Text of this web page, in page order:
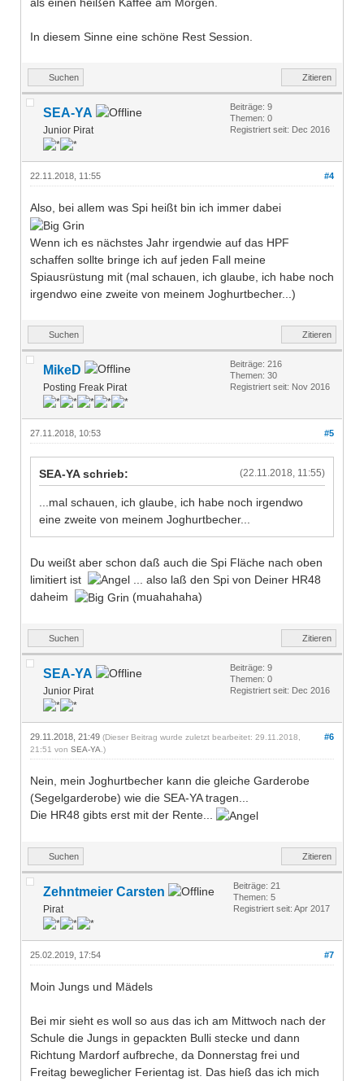
In diesem Sinne eine schöne Rest Session.
Suchen Zitieren
SEA-YA
Junior Pirat
Beiträge: 9
Themen: 0
Registriert seit: Dec 2016
#4
22.11.2018, 11:55
Also, bei allem was Spi heißt bin ich immer dabei
Wenn ich es nächstes Jahr irgendwie auf das HPF
schaffen sollte bringe ich auf jeden Fall meine
Spiausrüstung mit (mal schauen, ich glaube, ich habe noch
irgendwo eine zweite von meinem Joghurtbecher...)
Suchen Zitieren
MikeD
Posting Freak Pirat
Beiträge: 216
Themen: 30
Registriert seit: Nov 2016
#5
27.11.2018, 10:53
(22.11.2018, 11:55)
SEA-YA schrieb:
...mal schauen, ich glaube, ich habe noch irgendwo
eine zweite von meinem Joghurtbecher...
Du weißt aber schon daß auch die Spi Fläche nach oben
limitiert ist
... also laß den Spi von Deiner HR48
daheim
(muahahaha)
Suchen Zitieren
SEA-YA
Junior Pirat
Beiträge: 9
Themen: 0
Registriert seit: Dec 2016
#6
29.11.2018, 21:49 (Dieser Beitrag wurde zuletzt bearbeitet: 29.11.2018,
21:51 von SEA-YA.)
Nein, mein Joghurtbecher kann die gleiche Garderobe
(Segelgarderobe) wie die SEA-YA tragen...
Die HR48 gibts erst mit der Rente...
Suchen Zitieren
Zehntmeier Carsten
Pirat
Beiträge: 21
Themen: 5
Registriert seit: Apr 2017
#7
25.02.2019, 17:54
Moin Jungs und Mädels
Bei mir sieht es woll so aus das ich am Mittwoch nach der
Schule die Jungs in gepackten Bulli stecke und dann
Richtung Mardorf aufbreche, da Donnerstag frei und
Freitag beweglicher Ferientag ist. Das hieß das ich mich